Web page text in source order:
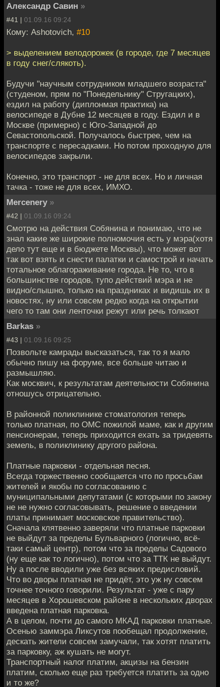
Александр Савин »
#41 | 01.09.16 09:24
Кому: Ashotovich, #10
> выделением велодорожек (в городе, где 7 месяцев
в году снег/слякоть).
Будучи "научным сотрудником младшего возраста"
(студеном, прям по "Понедельнику" Стругацких),
ездил на работу (диплонмая практика) на
велосипеде в Дубне 12 месяцев в году. Ездил и в
Москве (примерно) с Юго-Западной до
Севастопольской. Получалось быстрее, чем на
транспорте с пересадками. Но потом проходную для
велосипедов закрыли.
Конечно, это транспорт - не для всех. Но и личная
тачка - тоже не для всех, ИМХО.
Mercenery »
#42 | 01.09.16 09:24
Смотрю на действия Собянина и понимаю, что не
знал какие же широкие полномочия есть у мэра(хотя
дело тут еще и в бюджете Москвы), что может вот
так вот взять и снести палатки и самострой и начать
тотальное облагораживание города. Не то, что в
большинстве городов, тупо действий мэра и не
видно/слышно, только на праздниках и видишь их в
новостях, ну или совсем редко когда на открытии
чего то там они ленточки режут или речь толкают
Barkas »
#43 | 01.09.16 09:25
Позвольте камрады высказаться, так то я мало
обычно пишу на форуме, все больше читаю и
размышляю.
Как москвич, к результатам деятельности Собянина
отношусь отрицательно.
В районной поликлинике стоматология теперь
только платная, по ОМС пожилой маме, как и другим
пенсионерам, теперь приходится ехать за тридевять
земель, в поликлинику другого района.
Платные парковки - отдельная песня.
Всегда торжественно сообщается что по просьбам
жителей и якобы по согласованию с
муниципальными депутатами (с которыми по закону
не не нужно согласовывать, решение о введении
платы принимает московское правительство).
Сначала клятвенно заверяли что платные парковки
не выйдут за пределы Бульварного (логично, всё-
таки самый центр), потом что за пределы Садового
(ну еще как то логично), потом что за ТТК не выйдут.
Ну а после вводили уже без всяких предисловий.
Что во дворы платная не придёт, это уж ну совсем
точнее точного говорили. Результат - уже с пару
месяцев в Хорошевском районе в нескольких дворах
введена платная парковка.
А в целом, почти до самого МКАД парковки платные.
Осенью заммэра Ликсутов пообещал продолжение,
дескать жители совсем замучали, так хотят платить
за парковку, аж кушать не могут.
Транспортный налог платим, акцизы на бензин
платим, сколько еще раз требуется платить за одно
и то же?